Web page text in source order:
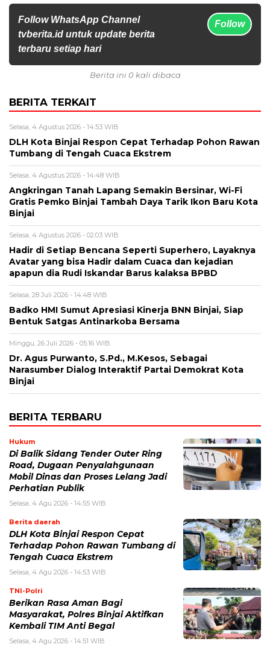
Follow WhatsApp Channel
tvberita.id untuk update berita
terbaru setiap hari
Follow
Berita ini 0 kali dibaca
BERITA TERKAIT
Selasa, 4 Agustus 2026 - 14:53 WIB
DLH Kota Binjai Respon Cepat Terhadap Pohon Rawan
Tumbang di Tengah Cuaca Ekstrem
Selasa, 4 Agustus 2026 - 14:48 WIB
Angkringan Tanah Lapang Semakin Bersinar, Wi-Fi
Gratis Pemko Binjai Tambah Daya Tarik Ikon Baru Kota
Binjai
Selasa, 4 Agustus 2026 - 02:03 WIB
Hadir di Setiap Bencana Seperti Superhero, Layaknya
Avatar yang bisa Hadir dalam Cuaca dan kejadian
apapun dia Rudi Iskandar Barus kalaksa BPBD
Selasa, 28 Juli 2026 - 14:48 WIB
Badko HMI Sumut Apresiasi Kinerja BNN Binjai, Siap
Bentuk Satgas Antinarkoba Bersama
Minggu, 26 Juli 2026 - 05:16 WIB
Dr. Agus Purwanto, S.Pd., M.Kesos, Sebagai
Narasumber Dialog Interaktif Partai Demokrat Kota
Binjai
BERITA TERBARU
Hukum
Di Balik Sidang Tender Outer Ring
Road, Dugaan Penyalahgunaan
Mobil Dinas dan Proses Lelang Jadi
Perhatian Publik
Selasa, 4 Agu 2026 - 14:55 WIB
Berita daerah
DLH Kota Binjai Respon Cepat
Terhadap Pohon Rawan Tumbang di
Tengah Cuaca Ekstrem
Selasa, 4 Agu 2026 - 14:53 WIB
TNI-Polri
Berikan Rasa Aman Bagi
Masyarakat, Polres Binjai Aktifkan
Kembali TIM Anti Begal
Selasa, 4 Agu 2026 - 14:51 WIB